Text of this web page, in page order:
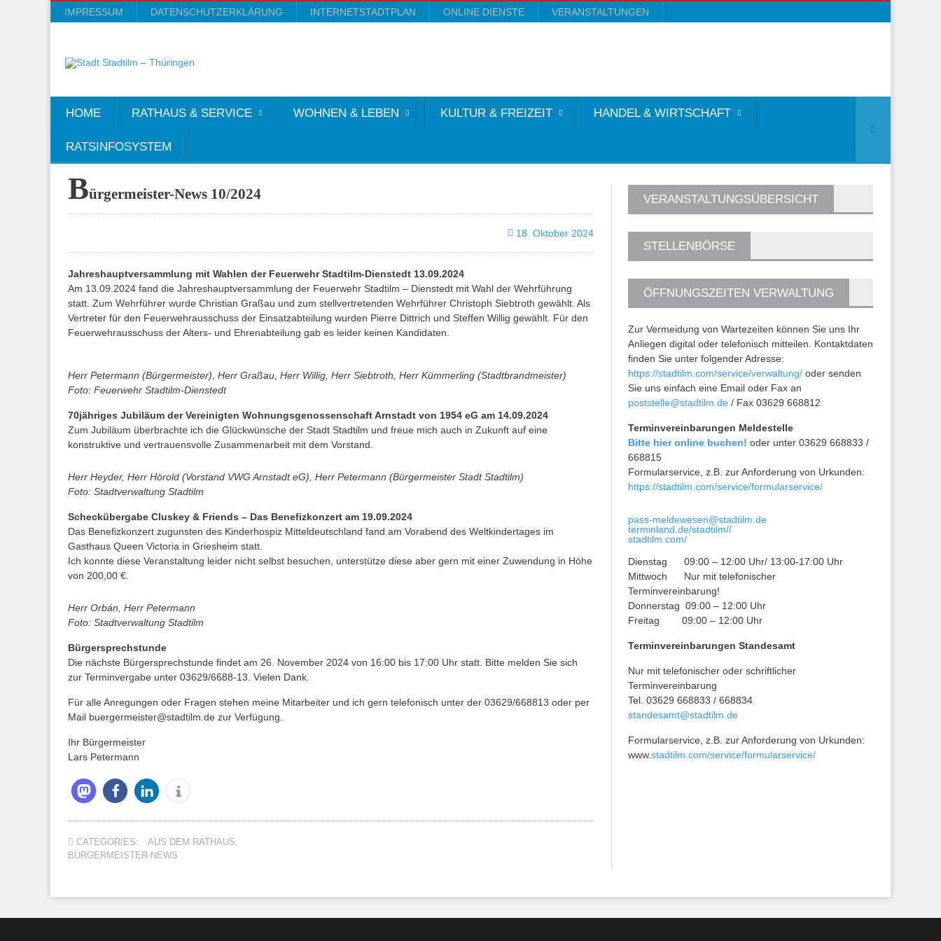
IMPRESSUM DATENSCHUTZERKLÄRUNG INTERNETSTADTPLAN ONLINE DIENSTE VERANSTALTUNGEN
HOME RATHAUS & SERVICE WOHNEN & LEBEN KULTUR & FREIZEIT HANDEL & WIRTSCHAFT
RATSINFOSYSTEM
Bürgermeister-News 10/2024
18. Oktober 2024
Jahreshauptversammlung mit Wahlen der Feuerwehr Stadtilm-Dienstedt 13.09.2024
Am 13.09.2024 fand die Jahreshauptversammlung der Feuerwehr Stadtilm – Dienstedt mit Wahl der Wehrführung
statt. Zum Wehrführer wurde Christian Graßau und zum stellvertretenden Wehrführer Christoph Siebtroth gewählt. Als
Vertreter für den Feuerwehrausschuss der Einsatzabteilung wurden Pierre Dittrich und Steffen Willig gewählt. Für den
Feuerwehrausschuss der Alters- und Ehrenabteilung gab es leider keinen Kandidaten.
Herr Petermann (Bürgermeister), Herr Graßau, Herr Willig, Herr Siebtroth, Herr Kümmerling (Stadtbrandmeister)
Foto: Feuerwehr Stadtilm-Dienstedt
70jähriges Jubiläum der Vereinigten Wohnungsgenossenschaft Arnstadt von 1954 eG am 14.09.2024
Zum Jubiläum überbrachte ich die Glückwünsche der Stadt Stadtilm und freue mich auch in Zukunft auf eine
konstruktive und vertrauensvolle Zusammenarbeit mit dem Vorstand.
Herr Heyder, Herr Hörold (Vorstand VWG Arnstadt eG), Herr Petermann (Bürgermeister Stadt Stadtilm)
Foto: Stadtverwaltung Stadtilm
Scheckübergabe Cluskey & Friends – Das Benefizkonzert am 19.09.2024
Das Benefizkonzert zugunsten des Kinderhospiz Mitteldeutschland fand am Vorabend des Weltkindertages im
Gasthaus Queen Victoria in Griesheim statt.
Ich konnte diese Veranstaltung leider nicht selbst besuchen, unterstütze diese aber gern mit einer Zuwendung in Höhe
von 200,00 €.
Herr Orbán, Herr Petermann
Foto: Stadtverwaltung Stadtilm
Bürgersprechstunde
Die nächste Bürgersprechstunde findet am 26. November 2024 von 16:00 bis 17:00 Uhr statt. Bitte melden Sie sich
zur Terminvergabe unter 03629/6688-13. Vielen Dank.
Für alle Anregungen oder Fragen stehen meine Mitarbeiter und ich gern telefonisch unter der 03629/668813 oder per
Mail buergermeister@stadtilm.de zur Verfügung.
Ihr Bürgermeister
Lars Petermann
CATEGORIES: AUS DEM RATHAUS,
BÜRGERMEISTER-NEWS
VERANSTALTUNGSÜBERSICHT
STELLENBÖRSE
ÖFFNUNGSZEITEN VERWALTUNG
Zur Vermeidung von Wartezeiten können Sie uns Ihr
Anliegen digital oder telefonisch mitteilen. Kontaktdaten
finden Sie unter folgender Adresse:
https://stadtilm.com/service/verwaltung/ oder senden
Sie uns einfach eine Email oder Fax an
poststelle@stadtilm.de / Fax 03629 668812
Terminvereinbarungen Meldestelle
Bitte hier online buchen! oder unter 03629 668833 /
668815
Formularservice, z.B. zur Anforderung von Urkunden:
https://stadtilm.com/service/formularservice/
pass-meldewesen@stadtilm.de
terminland.de/stadtilm//
stadtilm.com/
Dienstag 09:00 – 12:00 Uhr/ 13:00-17:00 Uhr
Mittwoch Nur mit telefonischer
Terminvereinbarung!
Donnerstag 09:00 – 12:00 Uhr
Freitag 09:00 – 12:00 Uhr
Terminvereinbarungen Standesamt
Nur mit telefonischer oder schriftlicher
Terminvereinbarung
Tel. 03629 668833 / 668834
standesamt@stadtilm.de
Formularservice, z.B. zur Anforderung von Urkunden:
www.stadtilm.com/service/formularservice/